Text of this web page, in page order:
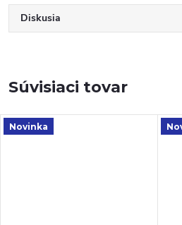
Diskusia
Súvisiaci tovar
Novinka